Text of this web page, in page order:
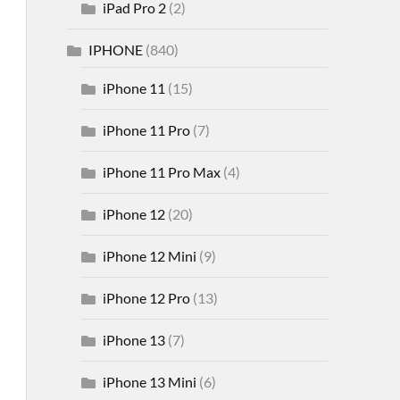
iPad Pro 2(2)
IPHONE(840)
iPhone 11 (15)
iPhone 11 Pro(7)
iPhone 11 Pro Max(4)
iPhone 12(20)
iPhone 12 Mini (9)
iPhone 12 Pro(13)
iPhone 13(7)
iPhone 13 Mini (6)